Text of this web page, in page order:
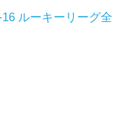
ルーキーリーグ全